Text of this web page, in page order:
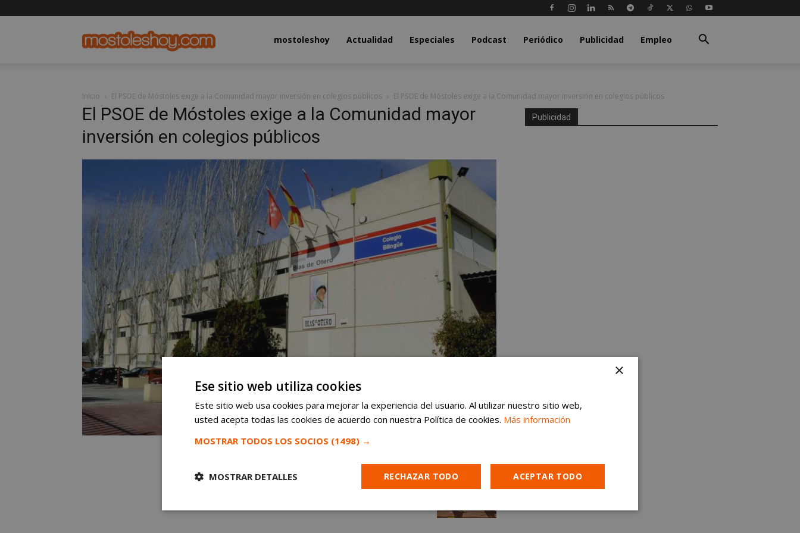
mostoleshoy.commostoleshoy Actualidad Especiales Podcast Periódico Publicidad Empleo
Inicio El PSOE de Móstoles exige a la Comunidad mayor inversión en colegios públicos El PSOE de Móstoles exige a la Comunidad mayor inversión en colegios públicos
El PSOE de Móstoles exige a la Comunidad mayor
inversión en colegios públicos
Publicidad
×
Ese sitio web utiliza cookies
Este sitio web usa cookies para mejorar la experiencia del usuario. Al utilizar nuestro sitio web,
usted acepta todas las cookies de acuerdo con nuestra Política de cookies. Más información
MOSTRAR TODOS LOS SOCIOS (1498) →
ACEPTAR TODO
RECHAZAR TODO
MOSTRAR DETALLES
Cookies
Cookies de
Cookies de
Cookies de
funcionalidad
Cookies no